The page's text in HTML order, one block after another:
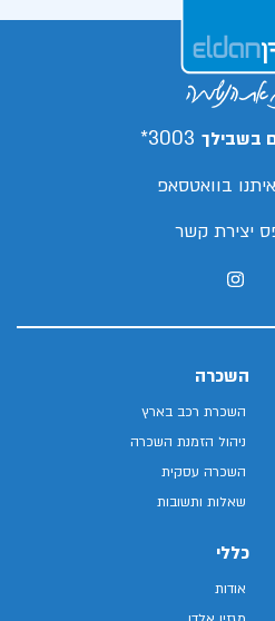
בשבילך 3003*
בוואטסאפ
יצירת קשר
השכרה
השכרת רכב בארץ
ניהול הזמנת השכרה
השכרה עסקית
שאלות ותשובות
כללי
אודות